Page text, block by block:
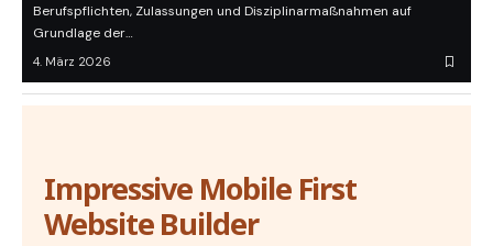
Berufspflichten, Zulassungen und Disziplinarmaßnahmen auf
Grundlage der…
4. März 2026
Impressive Mobile First
Website Builder